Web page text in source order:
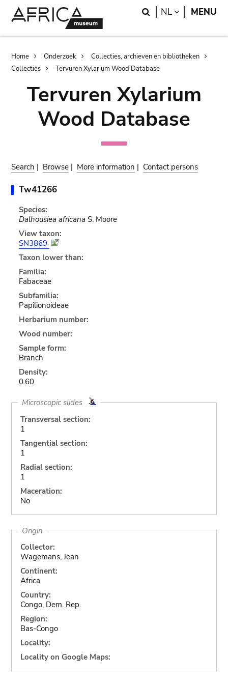
Search
NL LANGUAGE
MENU
Breadcrumb
Home Onderzoek
Collecties, archieven en bibliotheken
Collecties
Tervuren Xylarium Wood Database
Tervuren Xylarium
Wood Database
Search | Browse | More information | Contact persons
Tw41266
Species:
Dalhousiea africana S. Moore
View taxon:
SN3869
Taxon lower than:
Familia:
Fabaceae
Subfamilia:
Papilionoideae
Herbarium number:
Wood number:
Sample form:
Branch
Density:
0.60
Microscopic slides
Transversal section:
1
Tangential section:
1
Radial section:
1
Maceration:
No
Origin
Collector:
Wagemans, Jean
Continent:
Africa
Country:
Congo, Dem. Rep.
Region:
Bas-Congo
Locality:
Locality on Google Maps: